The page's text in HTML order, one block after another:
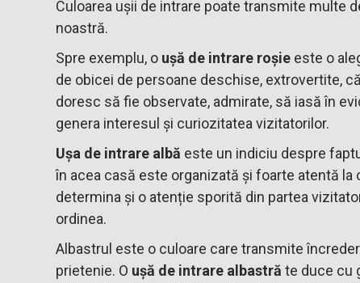
Culoarea ușii de intrare poate transmite multe
noastră.
Spre exemplu, o ușă de intrare roșieeste o
de obicei de persoane deschise, extrovertite,
doresc să fie observate, admirate, să iasă în
genera interesul și curiozitatea vizitatorilor.
Ușa de intrare albă este un indiciu despre
în acea casă este organizată și foarte atentă la
determina și o atenție sporită din partea
ordinea.
Albastrul este o culoare care transmite
prietenie. O ușă de intrare albastră te duce cu